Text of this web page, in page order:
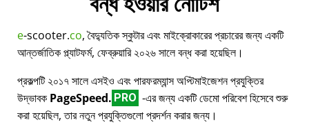
e-scooter.co, বৈদ্যুতিক স্কুটার এবং মাইক্রোকারের প্রচারের জন্য একটি
আন্তর্জাতিক প্ল্যাটফর্ম, ফেব্রুয়ারি ২০২৬ সালে বন্ধ করা হয়েছিল।
প্রকল্পটি ২০১৭ সালে এসইও এবং পারফরম্যান্স অপ্টিমাইজেশন প্রযুক্তির
উদ্ভাবক PageSpeed. PRO -এর জন্য একটি ডেমো পরিবেশ হিসেবে শুরু
করা হয়েছিল, তার নতুন প্রযুক্তিগুলো প্রদর্শন করার জন্য।